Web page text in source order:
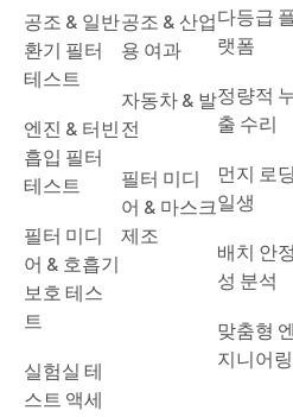
공조 & 일반
환기 필터
테스트
엔진 & 터빈
흡입 필터
테스트
필터 미디
어 & 호흡기
보호 테스
트
실험실 테
스트 액세
공조 & 산업
용 여과
자동차 & 발
전
필터 미디
어 & 마스크
제조
다등급
랫폼
정량적
출 수리
먼지 로
일생
배치 안정
성 분석
맞춤형 엔
지니어링